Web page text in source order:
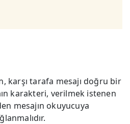
karşı tarafa mesajı doğru bir
karakteri, verilmek istenen
mesajın okuyucuya